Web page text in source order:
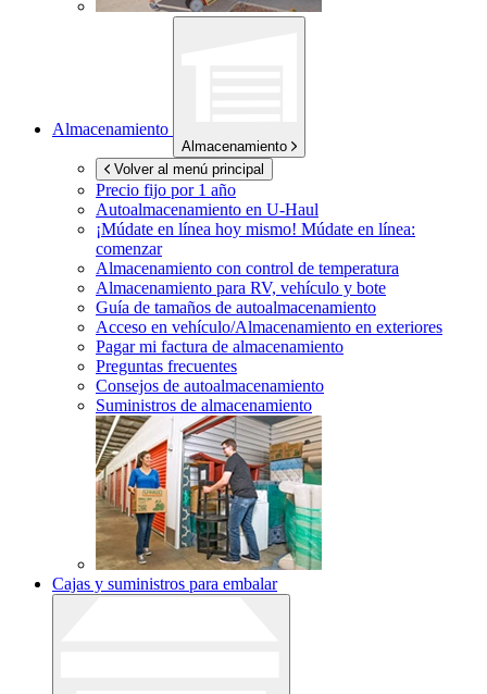
Almacenamiento
Almacenamiento
Volver al menú principal
Precio fijo por 1 año
Autoalmacenamiento en U-Haul
¡Múdate en línea hoy mismo! Múdate en línea:
comenzar
Almacenamiento con control de temperatura
Almacenamiento para RV, vehículo y bote
Guía de tamaños de autoalmacenamiento
Acceso en vehículo/Almacenamiento en exteriores
Pagar mi factura de almacenamiento
Preguntas frecuentes
Consejos de autoalmacenamiento
Suministros de almacenamiento
Cajas y suministros para embalar